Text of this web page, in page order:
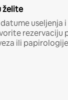
želite
useljenja i
rezervaciju
ili